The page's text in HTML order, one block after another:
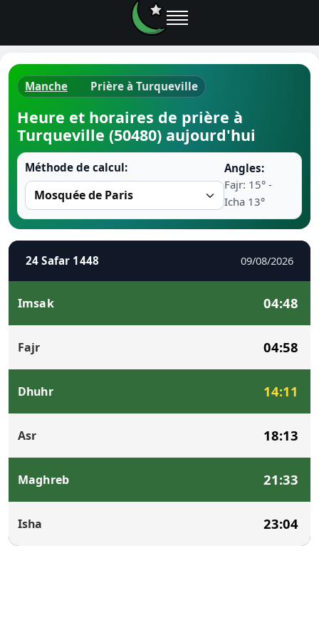
Ramadan
Comment
Manche Prière à Turqueville
Heure et horaires de prière à
Turqueville (50480) aujourd'hui
Méthode de calcul:
Angles:
Fajr: 15° -
Icha 13°
24 Safar 1448 09/08/2026
Imsak 04:48
Fajr 04:58
Dhuhr 14:11
Asr 18:13
Maghreb 21:33
Isha 23:04